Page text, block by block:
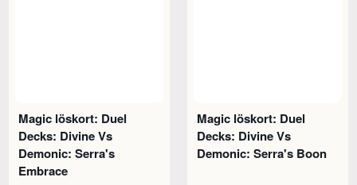
Magic löskort: Duel
Decks: Divine Vs
Demonic: Serra's
Embrace
Magic löskort: Duel
Decks: Divine Vs
Demonic: Serra's Boon